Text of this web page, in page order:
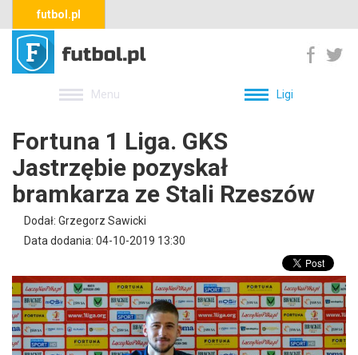
futbol.pl
Menu Ligi
Fortuna 1 Liga. GKS
Jastrzębie pozyskał
bramkarza ze Stali Rzeszów
Dodał: Grzegorz Sawicki
Data dodania: 04-10-2019 13:30